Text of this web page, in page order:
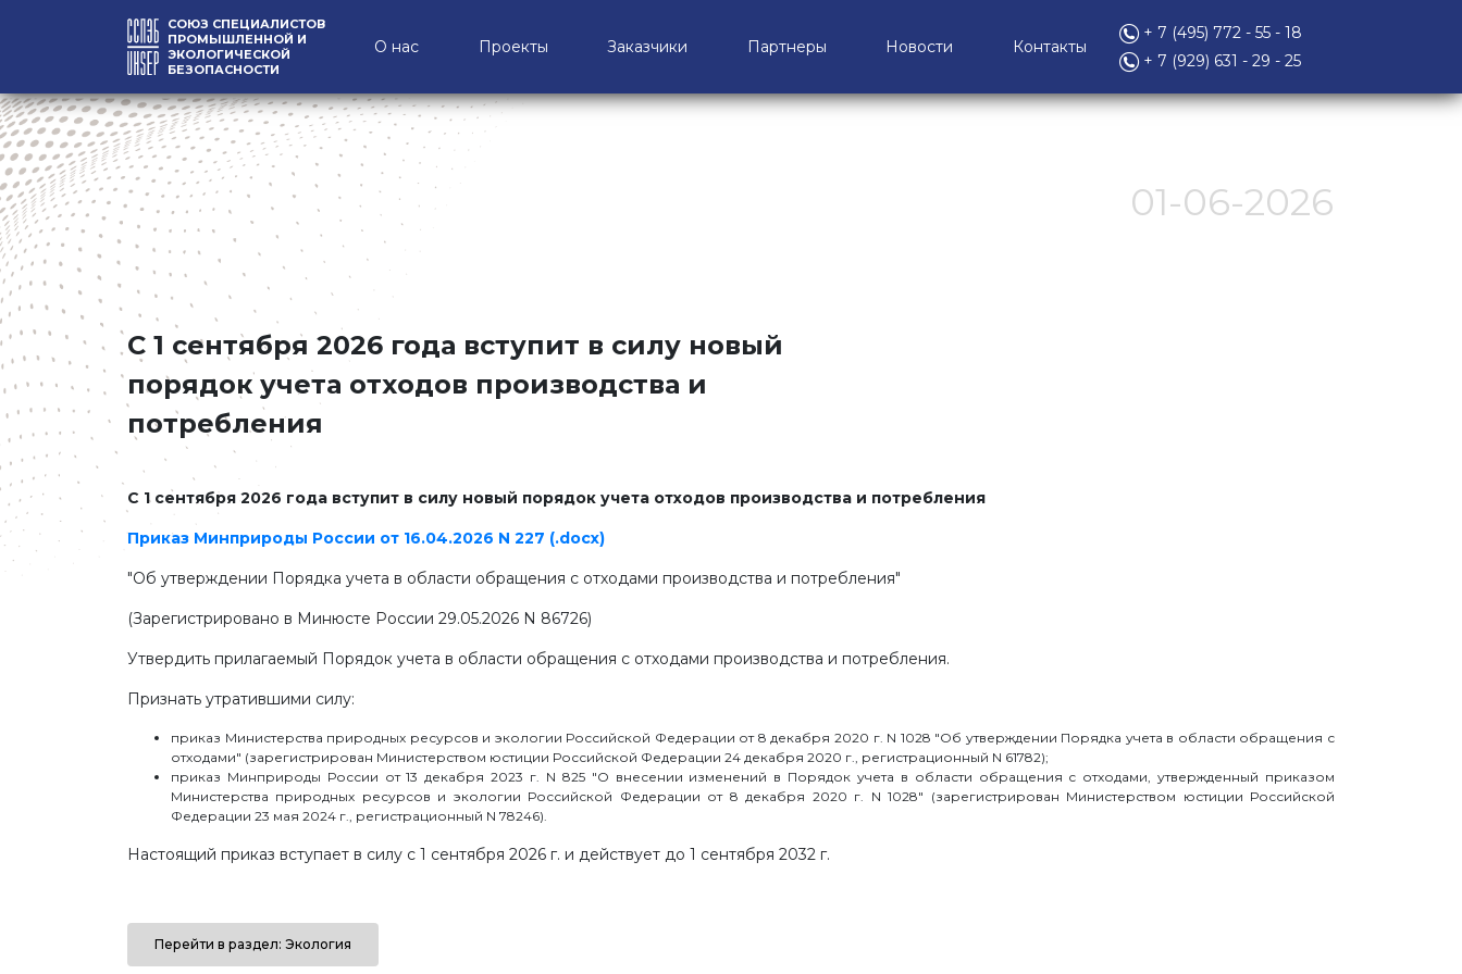
СОЮЗ СПЕЦИАЛИСТОВ
ПРОМЫШЛЕННОЙ И
ЭКОЛОГИЧЕСКОЙ
БЕЗОПАСНОСТИ
О нас Проекты Заказчики Партнеры Новости Контакты
+ 7 (495) 772 - 55 - 18
+ 7 (929) 631 - 29 - 25
01-06-2026
С 1 сентября 2026 года вступит в силу новый
порядок учета отходов производства и
потребления
С 1 сентября 2026 года вступит в силу новый порядок учета отходов производства и потребления
Приказ Минприроды России от 16.04.2026 N 227 (.docx)
"Об утверждении Порядка учета в области обращения с отходами производства и потребления"
(Зарегистрировано в Минюсте России 29.05.2026 N 86726)
Утвердить прилагаемый Порядок учета в области обращения с отходами производства и потребления.
Признать утратившими силу:
приказ Министерства природных ресурсов и экологии Российской Федерации от 8 декабря 2020 г. N 1028 "Об утверждении Порядка учета в области обращения с
отходами" (зарегистрирован Министерством юстиции Российской Федерации 24 декабря 2020 г., регистрационный N 61782);
приказ Минприроды России от 13 декабря 2023 г. N 825 "О внесении изменений в Порядок учета в области обращения с отходами, утвержденный приказом
Министерства природных ресурсов и экологии Российской Федерации от 8 декабря 2020 г. N 1028" (зарегистрирован Министерством юстиции Российской
Федерации 23 мая 2024 г., регистрационный N 78246).
Настоящий приказ вступает в силу с 1 сентября 2026 г. и действует до 1 сентября 2032 г.
Перейти в раздел: Экология